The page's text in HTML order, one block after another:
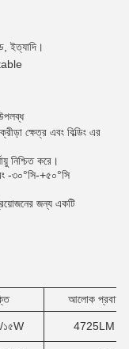
ইত্যাদি।
ক্ষেত্র এবং বিল্ডিং এর
নিশ্চিত করে।
-৩০°সি-+৫০°সি
জন্য একটি
আলোক প্রবাহ
১৫W 4725LM